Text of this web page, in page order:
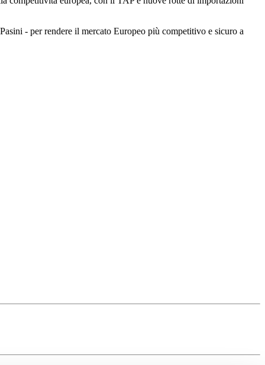
- per rendere il mercato Europeo più competitivo e sicuro a